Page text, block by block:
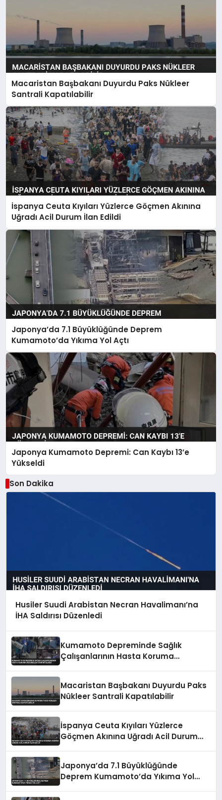
Macaristan Başbakanı Duyurdu Paks Nükleer
Santrali Kapatılabilir
İspanya Ceuta Kıyıları Yüzlerce Göçmen Akınına
Uğradı Acil Durum İlan Edildi
Japonya’da 7.1 Büyüklüğünde Deprem
Kumamoto’da Yıkıma Yol Açtı
Japonya Kumamoto Depremi: Can Kaybı 13’e
Yükseldi
Son Dakika
Husiler Suudi Arabistan Necran Havalimanı’na
İHA Saldırısı Düzenledi
Kumamoto Depreminde Sağlık
Çalışanlarının Hasta Koruma
Macaristan Başbakanı Duyurdu Paks
Nükleer Santrali Kapatılabilir
İspanya Ceuta Kıyıları Yüzlerce
Göçmen Akınına Uğradı Acil Durum
Japonya’da 7.1 Büyüklüğünde
Deprem Kumamoto’da Yıkıma Yol